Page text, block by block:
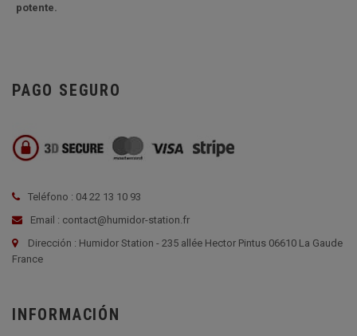
potente.
PAGO SEGURO
Teléfono : 04 22 13 10 93
Email : contact@humidor-station.fr
Dirección : Humidor Station - 235 allée Hector Pintus 06610 La Gaude
France
INFORMACIÓN